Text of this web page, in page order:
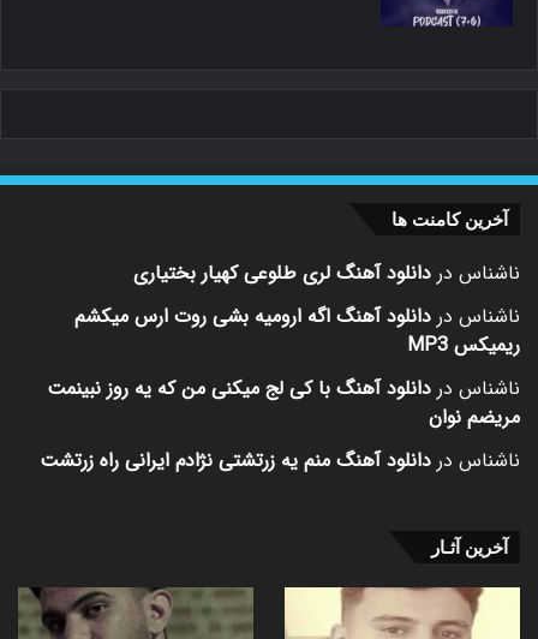
آخرین کامنت ها
ناشناس در دانلود آهنگ لری طلوعی کهیار بختیاری
ناشناس در دانلود آهنگ اگه ارومیه بشی روت ارس میکشم
ریمیکس MP3
ناشناس در دانلود آهنگ با کی لج میکنی من که یه روز نبینمت
مریضم نوان
ناشناس در دانلود آهنگ منم یه زرتشتی نژادم ایرانی راه زرتشت
آخرین آثـار